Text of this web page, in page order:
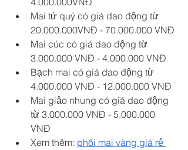
Mai tứ quý có giá dao động từ
20.000.000VNĐ - 70.000.000 VNĐ
Mai cúc có giá dao động từ
3.000.000 VNĐ - 4.000.000 VNĐ
Bạch mai có giá dao động từ
4.000.000 VNĐ - 12.000.000 VNĐ
Mai giảo nhung có giá dao động
từ 3.000.000 VNĐ - 5.000.000
VNĐ
Xem thêm: phôi mai vàng giá rẻ